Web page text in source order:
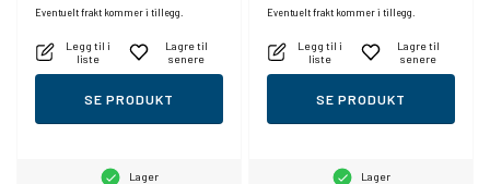
Eventuelt frakt kommer i tillegg.
Legg til i
liste
Lagre til
senere
SE PRODUKT
Lager
Eventuelt frakt kommer i tillegg.
Legg til i
liste
Lagre til
senere
SE PRODUKT
Lager